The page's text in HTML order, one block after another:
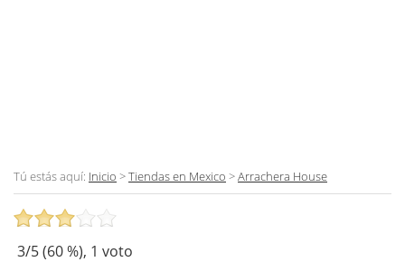
Tú estás aquí: Inicio >Tiendas en Mexico >Arrachera House
3/5 (60%), 1 voto